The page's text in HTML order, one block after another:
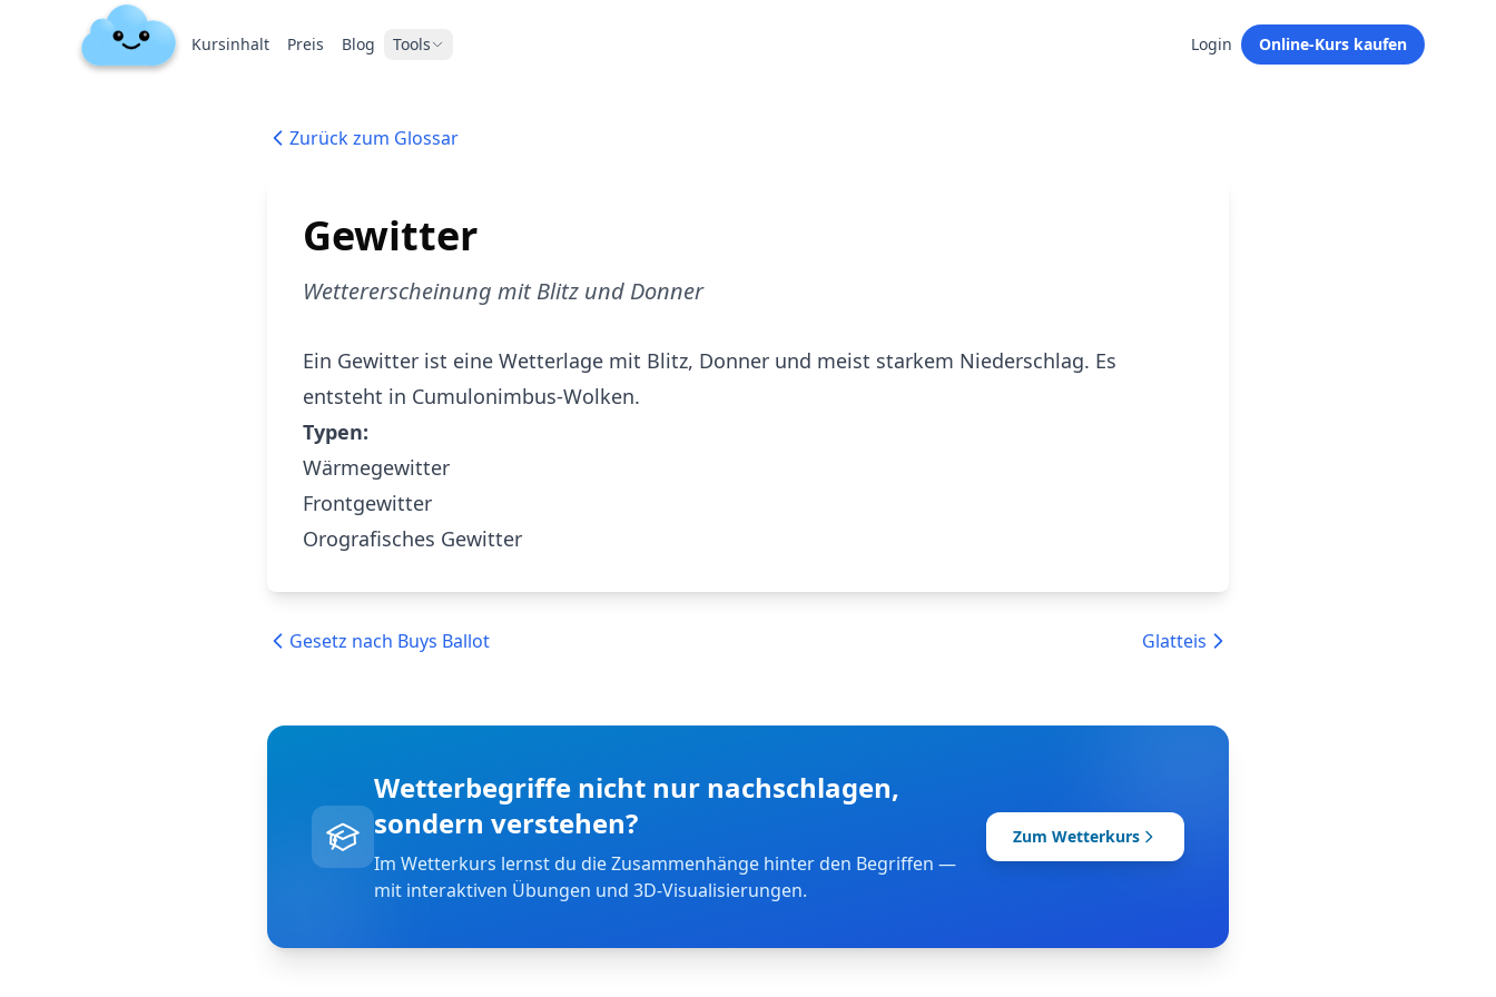
Kursinhalt Preis Blog Tools Login Online-Kurs kaufen
Zurück zum Glossar
Gewitter
Wettererscheinung mit Blitz und Donner
Ein Gewitter ist eine Wetterlage mit Blitz, Donner und meist starkem Niederschlag. Es
entsteht in Cumulonimbus-Wolken.
Typen:
Wärmegewitter
Frontgewitter
Orografisches Gewitter
Gesetz nach Buys Ballot Glatteis
Wetterbegriffe nicht nur nachschlagen,
sondern verstehen?
Im Wetterkurs lernst du die Zusammenhänge hinter den Begriffen —
mit interaktiven Übungen und 3D-Visualisierungen.
Zum Wetterkurs